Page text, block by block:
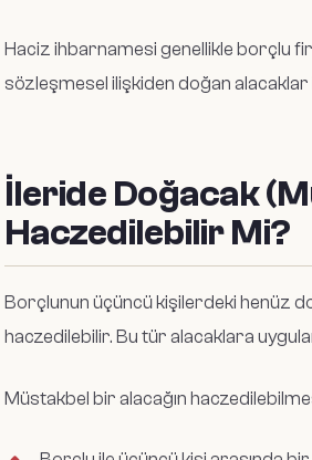
Haciz ihbarnamesi genellikle borçlu
sözleşmesel ilişkiden doğan
İleride Doğacak
Haczedilebilir Mi?
Borçlunun üçüncü kişilerdeki henüz
haczedilebilir. Bu tür alacaklara
Müstakbel bir alacağın